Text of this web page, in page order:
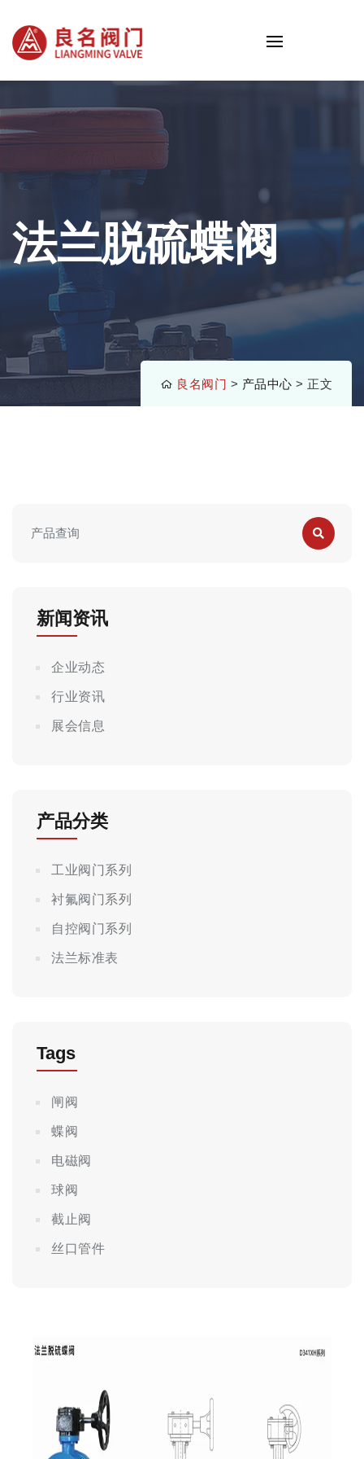
法兰脱硫蝶阀
良名阀门 > 产品中心 > 正文
新闻资讯
企业动态
行业资讯
展会信息
产品分类
工业阀门系列
衬氟阀门系列
自控阀门系列
法兰标准表
Tags
闸阀
蝶阀
电磁阀
球阀
截止阀
丝口管件